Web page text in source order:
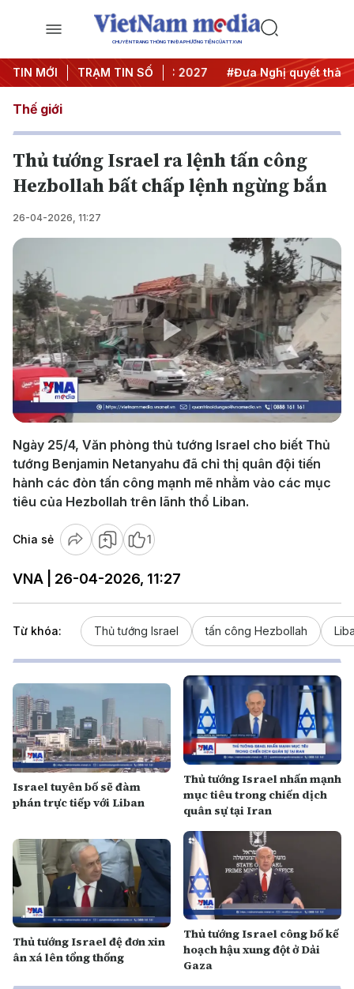
CHUYÊN TRANG THÔNG TIN ĐA PHƯƠNG TIỆN CỦA TTXVN
TIN MỚI TRẠM TIN SỐ
Trung ương 3 #APEC 2027 #Đưa Nghị quyết thành
Thế giới
Thủ tướng Israel ra lệnh tấn công
Hezbollah bất chấp lệnh ngừng bắn
26-04-2026, 11:27
Play
Video
Ngày 25/4, Văn phòng thủ tướng Israel cho biết Thủ
tướng Benjamin Netanyahu đã chỉ thị quân đội tiến
hành các đòn tấn công mạnh mẽ nhằm vào các mục
tiêu của Hezbollah trên lãnh thổ Liban.
Chia sẻ 1
VNA | 26-04-2026, 11:27
Từ khóa: Thủ tướng Israel tấn công Hezbollah
Israel tuyên bố sẽ đàm
phán trực tiếp với Liban
Thủ tướng Israel nhấn mạnh
mục tiêu trong chiến dịch
quân sự tại Iran
Thủ tướng Israel đệ đơn xin
ân xá lên tổng thống
Thủ tướng Israel công bố kế
hoạch hậu xung đột ở Dải
Gaza